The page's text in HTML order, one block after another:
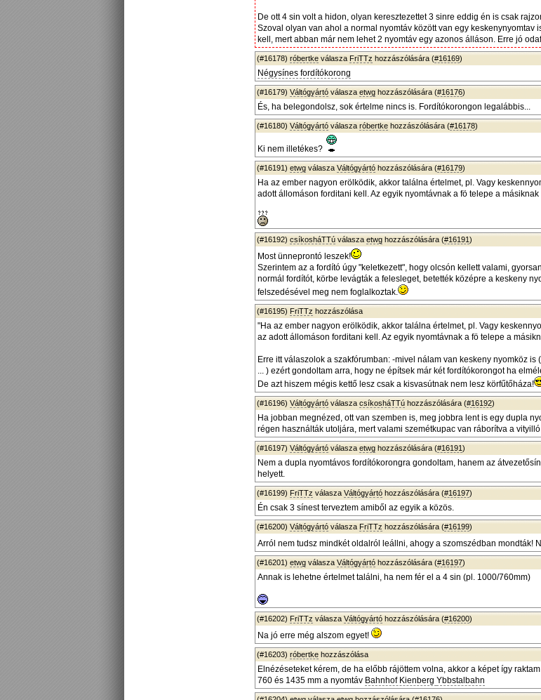
De ott 4 sin volt a hidon, olyan keresztezettet 3 sinre eddig én is csak
Szoval olyan van ahol a normal nyomtáv között van egy keskenynyomtav
kell, mert abban már nem lehet 2 nyomtáv egy azonos álláson. Erre jó
(#16178) róbertke válasza FriTTz hozzászólására (#16169)
Négysínes fordítókorong
(#16179) Váltógyártó válasza etwg hozzászólására (#16176)
És, ha belegondolsz, sok értelme nincs is. Fordítókorongon legalábbis...
(#16180) Váltógyártó válasza róbertke hozzászólására (#16178)
Ki nem illetékes?
(#16191) etwg válasza Váltógyártó hozzászólására (#16179)
Ha az ember nagyon erölködik, akkor találna értelmet, pl. Vagy
adott állomáson forditani kell. Az egyik nyomtávnak a fö telepe a
(#16192) csíkosháTTú válasza etwg hozzászólására (#16191)
Most ünneprontó leszek!
Szerintem az a fordító úgy "keletkezett", hogy olcsón kellett valami,
normál fordítót, körbe levágták a felesleget, betették középre a keskeny
felszedésével meg nem foglalkoztak.
(#16195) FriTTz hozzászólása
"Ha az ember nagyon erölködik, akkor találna értelmet, pl. Vagy
az adott állomáson forditani kell. Az egyik nyomtávnak a fö telepe a
Erre itt válaszolok a szakfórumban: -mivel nálam van keskeny nyomköz is
... ) ezért gondoltam arra, hogy ne építsek már két fordítókorongot ha
De azt hiszem mégis kettő lesz csak a kisvasútnak nem lesz körfűtőháza!
(#16196) Váltógyártó válasza csíkosháTTú hozzászólására (#16192)
Ha jobban megnézed, ott van szemben is, meg jobbra lent is egy dupla
régen használták utoljára, mert valami szemétkupac van ráborítva a
(#16197) Váltógyártó válasza etwg hozzászólására (#16191)
Nem a dupla nyomtávos fordítókorongra gondoltam, hanem az
helyett.
(#16199) FriTTz válasza Váltógyártó hozzászólására (#16197)
Én csak 3 sínest terveztem amiből az egyik a közös.
(#16200) Váltógyártó válasza FriTTz hozzászólására (#16199)
Arról nem tudsz mindkét oldalról leállni, ahogy a szomszédban mondták!
(#16201) etwg válasza Váltógyártó hozzászólására (#16197)
Annak is lehetne értelmet találni, ha nem fér el a 4 sin (pl. 1000/760mm)
(#16202) FriTTz válasza Váltógyártó hozzászólására (#16200)
Na jó erre még alszom egyet!
(#16203) róbertke hozzászólása
Elnézéseteket kérem, de ha előbb rájöttem volna, akkor a képet így
760 és 1435 mm a nyomtáv Bahnhof Kienberg Ybbstalbahn